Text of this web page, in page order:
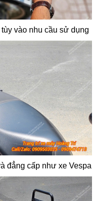
vào nhu cầu sử dụng
đẳng cấp như xe Vespa